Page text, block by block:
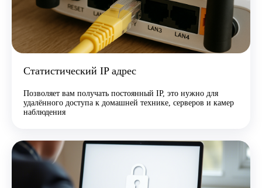
Статистический IP адрес
Позволяет вам получать постоянный IP, это нужно для
удалённого доступа к домашней технике, серверов и камер
наблюдения